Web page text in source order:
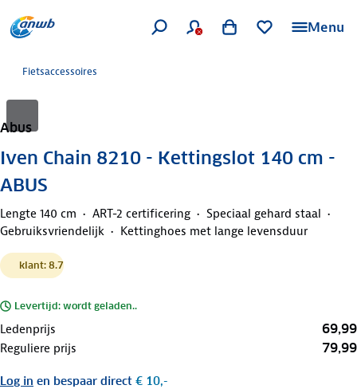
Menu
Fietsaccessoires
Abus
Iven Chain 8210 - Kettingslot 140 cm -
ABUS
Lengte 140 cm ART-2 certificering
Speciaal gehard staal
Gebruiksvriendelijk
Kettinghoes met lange levensduur
klant: 8.7
Levertijd: wordt geladen..
Ledenprijs 69,99
Reguliere prijs 79,99
Log in en bespaar direct € 10,-